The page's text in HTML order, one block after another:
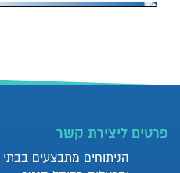
פרטים ליצירת קשר
הניתוחים מתבצעים